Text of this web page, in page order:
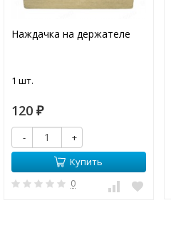
Наждачка на держателе
1 шт.
120 ₽
-
+
Купить
0